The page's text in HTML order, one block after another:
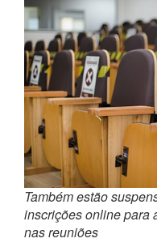
Também estão
inscrições online para
nas reuniões